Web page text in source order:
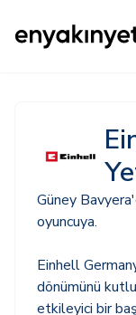
Güney
oyuncuya.
Einhell
dönümünü
etkileyici bir